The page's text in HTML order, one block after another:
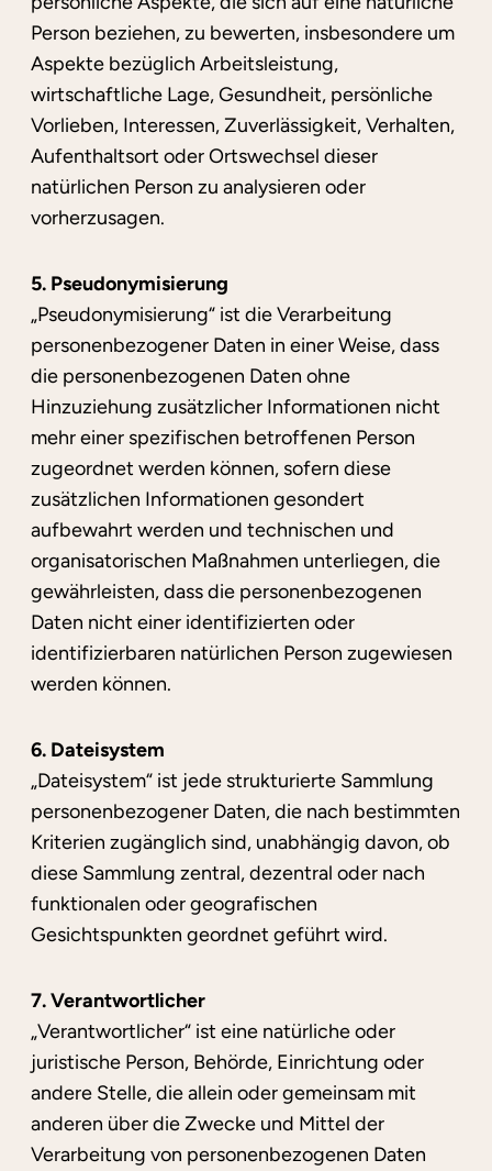
Person beziehen, zu bewerten, insbesondere um
Aspekte bezüglich Arbeitsleistung,
wirtschaftliche Lage, Gesundheit, persönliche
Vorlieben, Interessen, Zuverlässigkeit, Verhalten,
Aufenthaltsort oder Ortswechsel dieser
natürlichen Person zu analysieren oder
vorherzusagen.
5. Pseudonymisierung
„Pseudonymisierung“ ist die Verarbeitung
personenbezogener Daten in einer Weise, dass
die personenbezogenen Daten ohne
Hinzuziehung zusätzlicher Informationen nicht
mehr einer spezifischen betroffenen Person
zugeordnet werden können, sofern diese
zusätzlichen Informationen gesondert
aufbewahrt werden und technischen und
organisatorischen Maßnahmen unterliegen, die
gewährleisten, dass die personenbezogenen
Daten nicht einer identifizierten oder
identifizierbaren natürlichen Person zugewiesen
werden können.
6. Dateisystem
„Dateisystem“ ist jede strukturierte Sammlung
personenbezogener Daten, die nach bestimmten
Kriterien zugänglich sind, unabhängig davon, ob
diese Sammlung zentral, dezentral oder nach
funktionalen oder geografischen
Gesichtspunkten geordnet geführt wird.
7. Verantwortlicher
„Verantwortlicher“ ist eine natürliche oder
juristische Person, Behörde, Einrichtung oder
andere Stelle, die allein oder gemeinsam mit
anderen über die Zwecke und Mittel der
Verarbeitung von personenbezogenen Daten